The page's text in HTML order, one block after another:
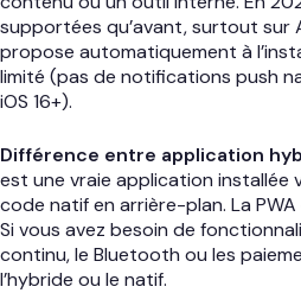
supportées qu’avant, surtout sur
propose automatiquement à
limité (pas de notifications push
iOS 16+).
Différence entre application
est une vraie application installée
code natif en arrière-plan. La
Si vous avez besoin de
continu, le Bluetooth ou les
l’hybride ou le natif.